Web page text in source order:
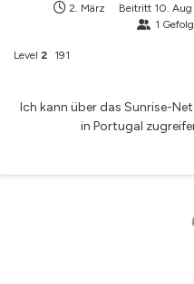
2. März Beitritt 10.
1
Level 2 191
Ich kann über das Sunrise-
in Portugal